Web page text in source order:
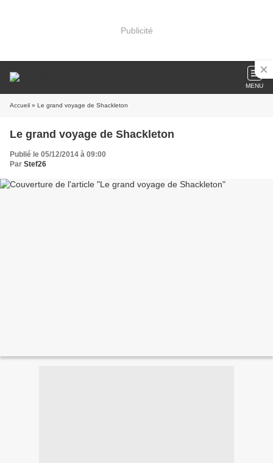
Publicité
MENU
Accueil » Le grand voyage de Shackleton
Le grand voyage de Shackleton
Publié le 05/12/2014 à 09:00
Par Stef26